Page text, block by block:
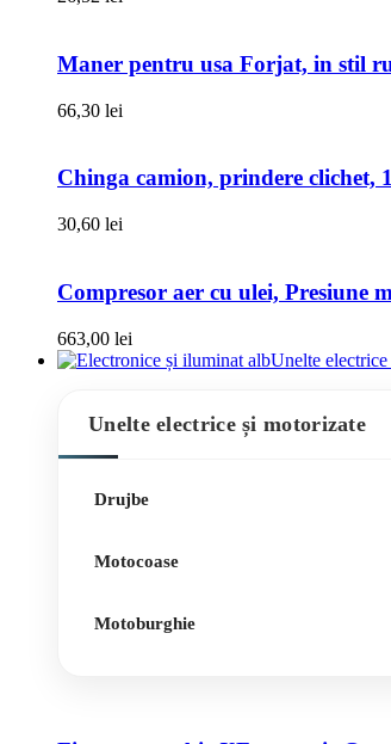
Maner pentru usa Forjat, in stil
66,30 lei
Chinga camion, prindere clichet,
30,60 lei
Compresor aer cu ulei, Presiune
663,00 lei
Unelte
Unelte electrice și motorizate
Drujbe
Motocoase
Motoburghie